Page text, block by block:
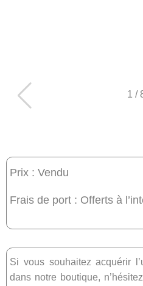
1 /
Prix : Vendu
Frais de port : Offerts à
Si vous souhaitez acquérir
dans notre boutique,